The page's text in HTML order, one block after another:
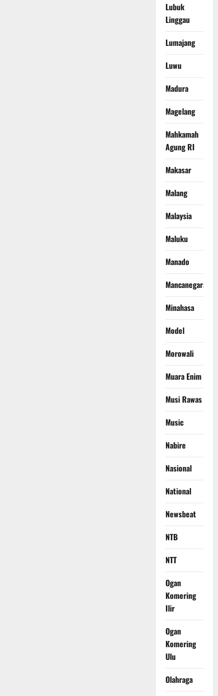
Lubuk
Linggau
Lumajang
Luwu
Madura
Magelang
Mahkamah
Agung RI
Makasar
Malang
Malaysia
Maluku
Manado
Mancanegara
Minahasa
Model
Morowali
Muara Enim
Musi Rawas
Music
Nabire
Nasional
National
Newsbeat
NTB
NTT
Ogan
Komering
Ilir
Ogan
Komering
Ulu
Olahraga